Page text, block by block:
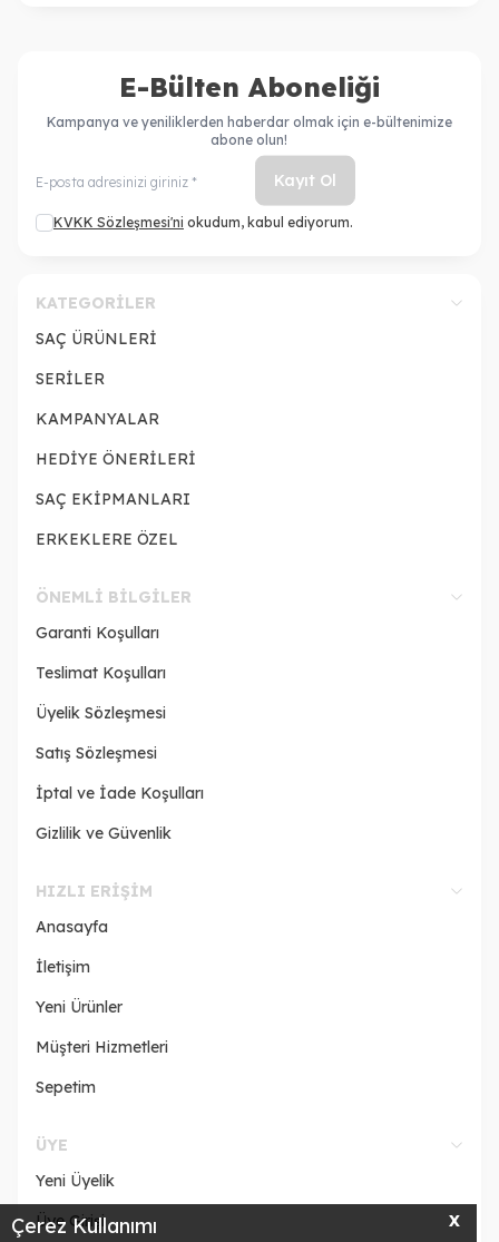
X
Çerez Kullanımı
E-Bülten Aboneliği
Kampanya ve yeniliklerden haberdar olmak için e-bültenimize
abone olun!
Kayıt Ol
KVKK Sözleşmesi'ni okudum, kabul ediyorum.
KATEGORILER
SAÇ ÜRÜNLERİ
SERİLER
KAMPANYALAR
HEDİYE ÖNERİLERİ
SAÇ EKİPMANLARI
ERKEKLERE ÖZEL
ÖNEMLI BILGILER
Garanti Koşulları
Teslimat Koşulları
Üyelik Sözleşmesi
Satış Sözleşmesi
İptal ve İade Koşulları
Gizlilik ve Güvenlik
HIZLI ERIŞIM
Anasayfa
İletişim
Yeni Ürünler
Müşteri Hizmetleri
Sepetim
ÜYE
Yeni Üyelik
Üye Girişi